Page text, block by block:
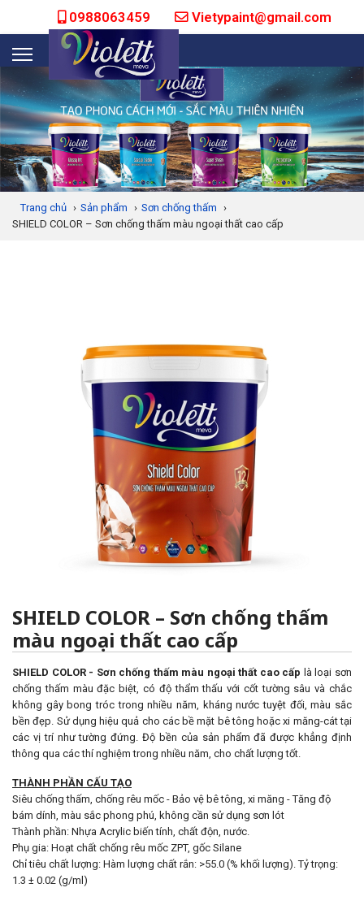
0988063459 Vietypaint@gmail.com
Trang chủ › Sản phẩm › Sơn chống thấm ›
SHIELD COLOR – Sơn chống thấm màu ngoại thất cao cấp
SHIELD COLOR – Sơn chống thấm
màu ngoại thất cao cấp
SHIELD COLOR- Sơn chống thấm màu ngoại thất cao cấp là loại sơn
chống thấm màu đặc biệt, có độ thẩm thấu với cốt tường sâu và chắc
không gây bong tróc trong nhiều năm, kháng nước tuyệt đối, màu sắc
bền đẹp. Sử dụng hiệu quả cho các bề mặt bê tông hoặc xi măng-cát tại
các vị trí như tường đứng. Độ bền của sản phẩm đã được khẳng định
thông qua các thí nghiệm trong nhiều năm, cho chất lượng tốt.
THÀNH PHẦN CẤU TẠO
Siêu chống thấm, chống rêu mốc - Bảo vệ bê tông, xi măng - Tăng độ
bám dính, màu sắc phong phú, không cần sử dụng sơn lót
Thành phần: Nhựa Acrylic biến tính, chất độn, nước.
Phụ gia: Hoạt chất chống rêu mốc ZPT, gốc Silane
Chỉ tiêu chất lượng: Hàm lượng chất rắn: >55.0 (% khối lượng). Tỷ trọng:
1.3 ± 0.02 (g/ml)